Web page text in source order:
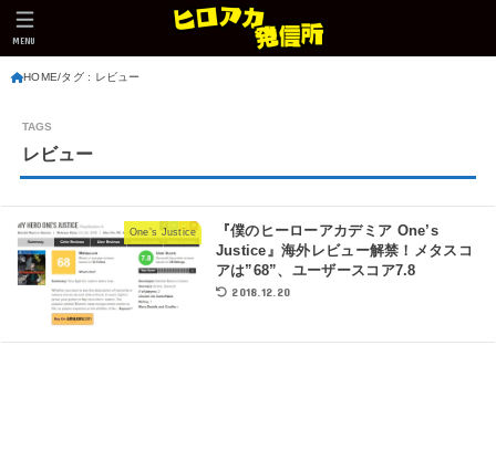
MENU
HOME タグ : レビュー
レビュー
One’s Justice
『僕のヒーローアカデミア One’s
Justice』海外レビュー解禁！メタスコ
アは”68”、ユーザースコア7.8
2018.12.20